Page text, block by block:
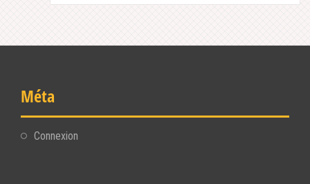
Méta
Connexion